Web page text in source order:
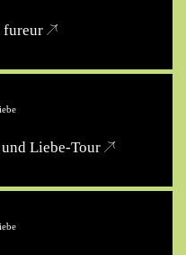
fureur
Liebe-Tour